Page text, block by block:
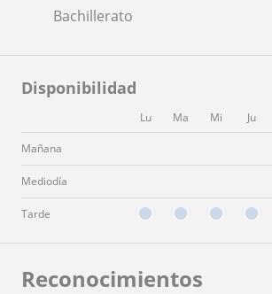
Bachillerato
Disponibilidad
Lu Ma Mi Ju
Mañana
Mediodía
Tarde
Reconocimientos